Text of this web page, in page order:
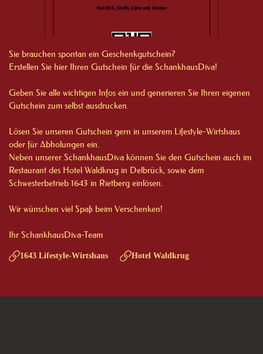
Sie brauchen spontan ein Geschenkgutschein?
Erstellen Sie hier Ihren Gutschein für die SchankhausDiva!
Geben Sie alle wichtigen Infos ein und generieren Sie Ihren eigenen
Gutschein zum selbst ausdrucken.
Lösen Sie unseren Gutschein gern in unserem Lifestyle-Wirtshaus
oder für Abholungen ein.
Neben unserer SchankhausDiva können Sie den Gutschein auch im
Restaurant des Hotel Waldkrug in Delbrück, sowie dem
Schwesterbetrieb 1643 in Rietberg einlösen.
Wir wünschen viel Spaß beim Verschenken!
Ihr SchankhausDiva-Team
1643 Lifestyle-Wirtshaus Hotel Waldkrug